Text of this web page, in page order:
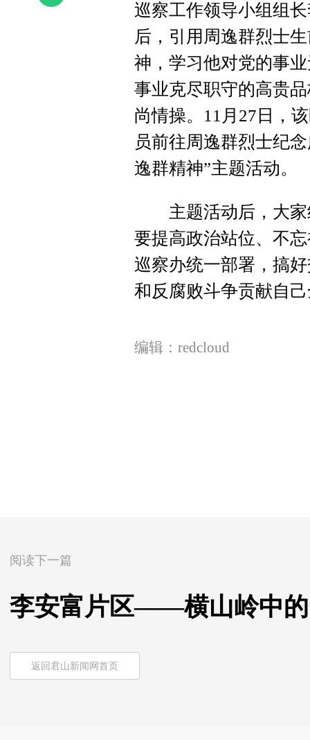
巡察工作领导小组组
后，引用周逸群烈士
神，学习他对党的事
事业克尽职守的高贵
尚情操。11月27日，
员前往周逸群烈士纪
逸群精神”主题活动。
主题活动后，大家
要提高政治站位、不
巡察办统一部署，搞
和反腐败斗争贡献自
编辑：redcloud
阅读下一篇
李安富片区——横山岭中的
返回君山新闻网首页